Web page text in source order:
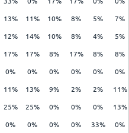
13% 11% 10% 8% 5% 7%
12% 14% 10% 8% 4% 5%
17% 17% 8% 17% 8% 8%
0% 0% 0% 0% 0% 0%
11% 13% 9% 2% 2% 11%
25% 25% 0% 0% 0% 13%
0% 0% 0% 0% 33% 0%